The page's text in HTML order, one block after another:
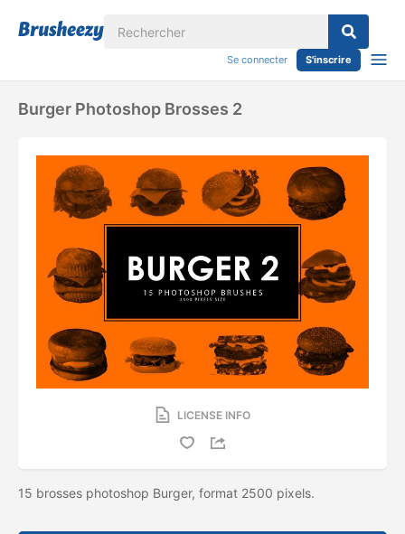
Se connecter S'inscrire
Burger Photoshop Brosses 2
LICENSE INFO
15 brosses photoshop Burger, format 2500 pixels.